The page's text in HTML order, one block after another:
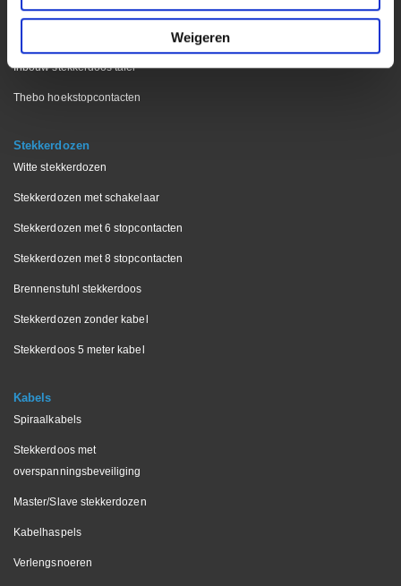
Weigeren
Design stekkerdozen
Inbouw stekkerdoos tafel
Thebo hoekstopcontacten
Stekkerdozen
Witte stekkerdozen
Stekkerdozen met schakelaar
Stekkerdozen met 6 stopcontacten
Stekkerdozen met 8 stopcontacten
Brennenstuhl stekkerdoos
Stekkerdozen zonder kabel
Stekkerdoos 5 meter kabel
Kabels
Spiraalkabels
Stekkerdoos met
overspanningsbeveiliging
Master/Slave stekkerdozen
Kabelhaspels
Verlengsnoeren